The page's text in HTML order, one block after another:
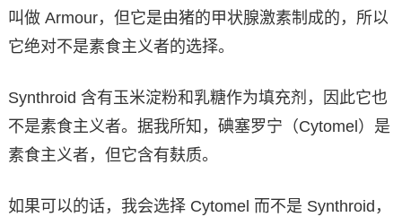
叫做 Armour，但它是由猪的甲状腺激素制成的，所以
它绝对不是素食主义者的选择。
Synthroid 含有玉米淀粉和乳糖作为填充剂，因此它也
不是素食主义者。据我所知，碘塞罗宁（Cytomel）是
素食主义者，但它含有麸质。
如果可以的话，我会选择 Cytomel 而不是 Synthroid，